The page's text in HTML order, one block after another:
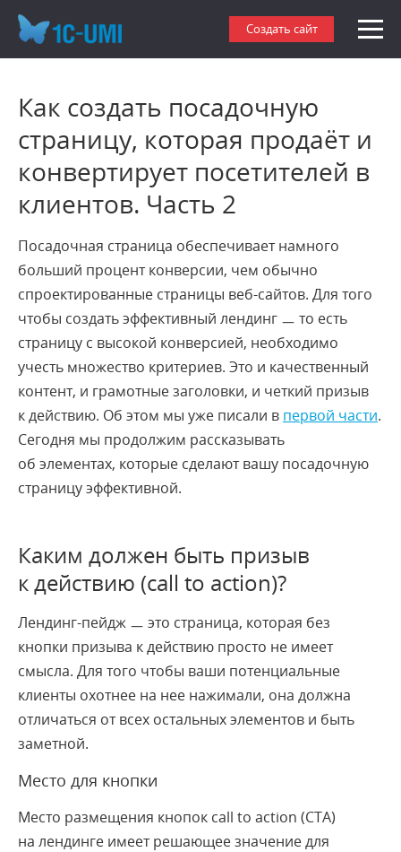
Создать сайт
Как создать посадочную
страницу, которая продаёт и
конвертирует посетителей в
клиентов. Часть 2
Посадочная страница обеспечивает намного
больший процент конверсии, чем обычно
спроектированные страницы веб-сайтов. Для того
чтобы создать эффективный лендинг ㅡ то есть
страницу с высокой конверсией, необходимо
учесть множество критериев. Это и качественный
контент, и грамотные заголовки, и четкий призыв
к действию. Об этом мы уже писали в первой части.
Сегодня мы продолжим рассказывать
об элементах, которые сделают вашу посадочную
страницу эффективной.
Каким должен быть призыв
к действию (call to action)?
Лендинг-пейдж ㅡ это страница, которая без
кнопки призыва к действию просто не имеет
смысла. Для того чтобы ваши потенциальные
клиенты охотнее на нее нажимали, она должна
отличаться от всех остальных элементов и быть
заметной.
Место для кнопки
Место размещения кнопок call to action (CTA)
на лендинге имеет решающее значение для